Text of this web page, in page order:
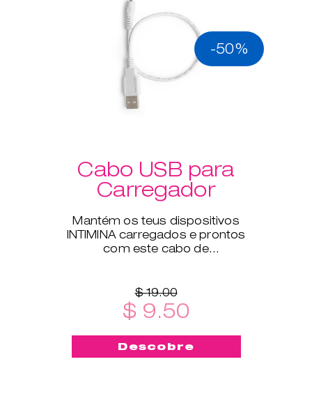
-50%
Cabo USB para
Carregador
Mantém os teus dispositivos
INTIMINA carregados e prontos
com este cabo de
eletrónicos.
$ 19.00
$ 9.50
Descobre